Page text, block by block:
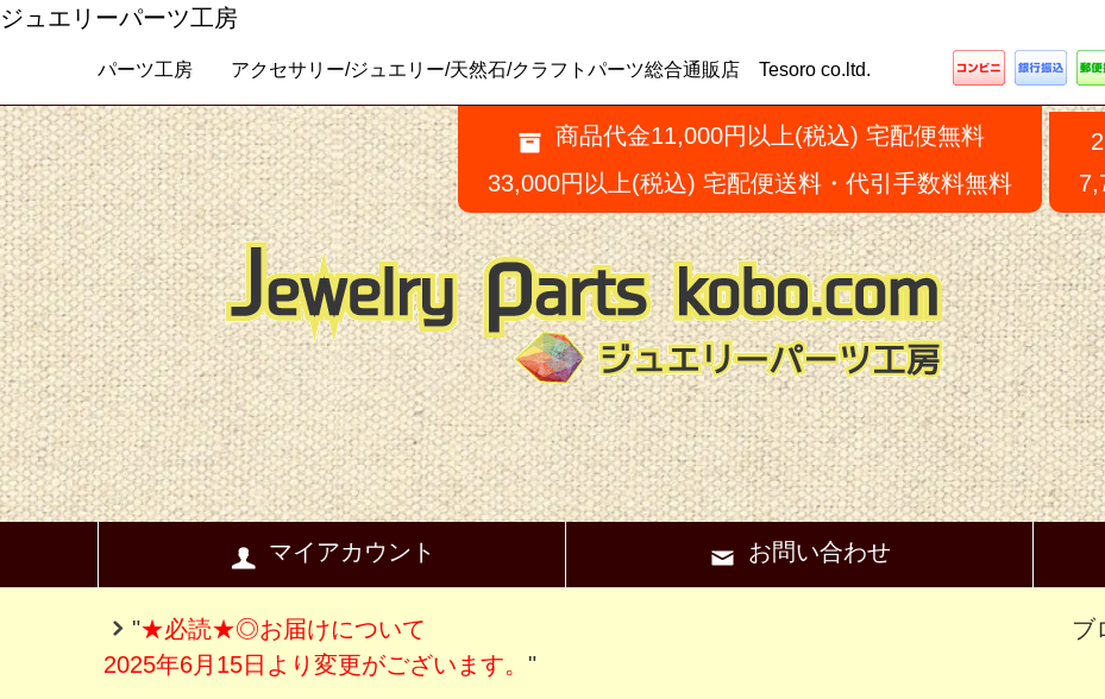
ジュエリーパーツ工房
パーツ工房 アクセサリー/ジュエリー/天然石/クラフトパーツ総合通販店 Tesoro co.ltd.
商品代金11,000円以上(税込) 宅配便無料
33,000円以上(税込) 宅配便送料・代引手数料無料
マイアカウント お問い合わせ
"★必読★◎お届けについて
2025年6月15日より変更がございます。 "
ブ